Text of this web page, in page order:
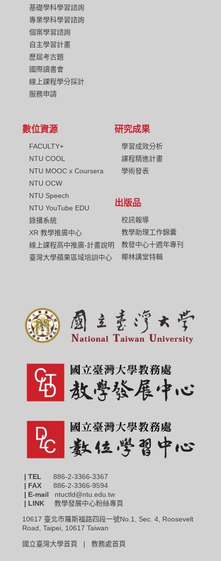
基礎學科學習諮詢
專業學科學習諮詢
個案學習諮詢
自主學習計畫
歷屆考古題
國際讀書會
線上課程學分採計
服務申請
數位資源
FACULTY+
NTU COOL
NTU MOOC x Coursera
NTU OCW
NTU Speech
NTU YouTube EDU
錄播系統
XR 教學推廣中心
線上課程高中推廣-計畫說明
臺灣大學蘋果區域培訓中心
研究成果
學習成效分析
課程精進計畫
學術發表
出版品
校訊報導
教學助理工作錦囊
教發中心十週年專刊
椰林講堂特輯
| TEL 886-2-3366-3367
| FAX
886-2-3366-9594
| E-mail ntuctld@ntu.edu.tw
| LINK 教學發展中心粉絲專頁
10617 臺北市羅斯福路四段一號No.1, Sec. 4, Roosevelt
Road, Taipei, 10617 Taiwan
國立臺灣大學首頁 | 教務處首頁